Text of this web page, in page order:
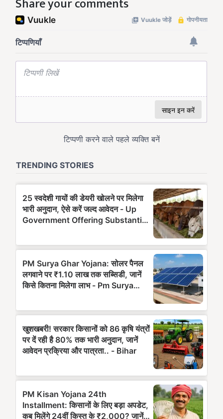
Share your comments